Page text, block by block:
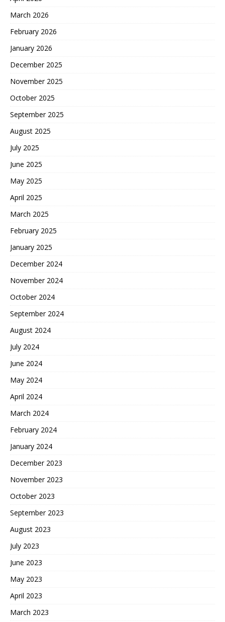
March 2026
February 2026
January 2026
December 2025
November 2025
October 2025
September 2025
August 2025
July 2025
June 2025
May 2025
April 2025
March 2025
February 2025
January 2025
December 2024
November 2024
October 2024
September 2024
August 2024
July 2024
June 2024
May 2024
April 2024
March 2024
February 2024
January 2024
December 2023
November 2023
October 2023
September 2023
August 2023
July 2023
June 2023
May 2023
April 2023
March 2023